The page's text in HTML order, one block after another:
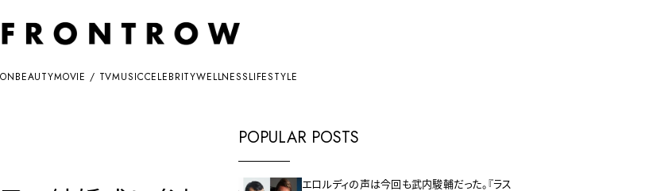
BEAUTYMOVIE / TVMUSICCELEBRITYWELLNESSLIFESTYLE
POPULAR POSTS
エロルディの声は今回も武内駿輔だった。『ラス